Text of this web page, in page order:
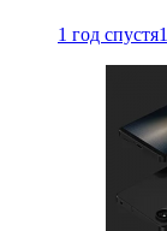
1 год спустя